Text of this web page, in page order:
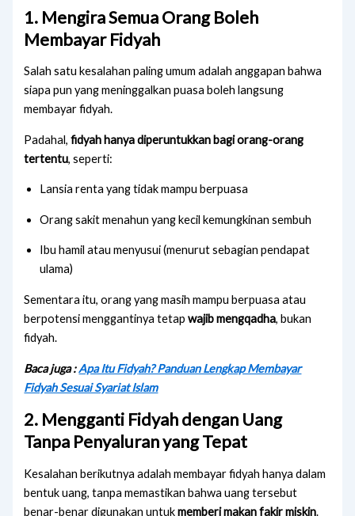
1. Mengira Semua Orang Boleh
Membayar Fidyah
Salah satu kesalahan paling umum adalah anggapan bahwa
siapa pun yang meninggalkan puasa boleh langsung
membayar fidyah.
Padahal,fidyah hanya diperuntukkan bagi orang-orang
tertentu, seperti:
Lansia renta yang tidak mampu berpuasa
Orang sakit menahun yang kecil kemungkinan sembuh
Ibu hamil atau menyusui (menurut sebagian pendapat
ulama)
Sementara itu, orang yang masih mampu berpuasa atau
berpotensi menggantinya tetapwajib mengqadha, bukan
fidyah.
Baca juga :Apa Itu Fidyah? Panduan Lengkap Membayar
Fidyah Sesuai Syariat Islam
2. Mengganti Fidyah dengan Uang
Tanpa Penyaluran yang Tepat
Kesalahan berikutnya adalah membayar fidyah hanya dalam
bentuk uang, tanpa memastikan bahwa uang tersebut
benar-benar digunakan untukmemberi makan fakir miskin.